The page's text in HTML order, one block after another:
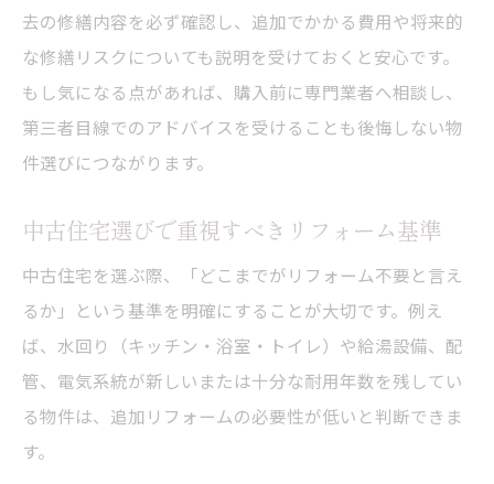
見落としがちなリフォーム不要住宅の条件
リフォーム不要判断のための現地確認ポイ
ント
省エネや耐震性重視ならリフォーム不要も視野
に
工夫
耐震性が高いリフォーム不要中古住宅の選
び方
リフォーム不要住宅の省エネ性能チェック
方法
去の修繕内容を必ず確認し、追加でかかる費用や将来的
な修繕リスクについても説明を受けておくと安心です。
もし気になる点があれば、購入前に専門業者へ相談し、
第三者目線でのアドバイスを受けることも後悔しない物
件選びにつながります。
中古住宅選びで重視すべきリフォーム基準
中古住宅を選ぶ際、「どこまでがリフォーム不要と言え
るか」という基準を明確にすることが大切です。例え
ば、水回り（キッチン・浴室・トイレ）や給湯設備、配
管、電気系統が新しいまたは十分な耐用年数を残してい
る物件は、追加リフォームの必要性が低いと判断できま
す。